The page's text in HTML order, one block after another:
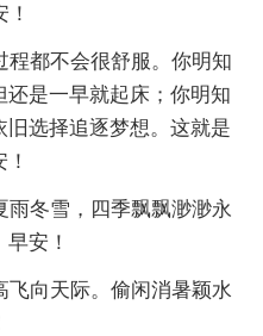
程都不会很舒服。你明知
是一早就起床；你明知
选择追逐梦想。这就是
雨冬雪，四季飘飘渺渺永
安！
飞向天际。偷闲消暑颖水